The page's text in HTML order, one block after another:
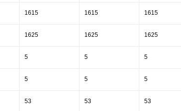
1615 1615 1615
1625 1625 1625
5 5 5
5 5 5
53 53 53